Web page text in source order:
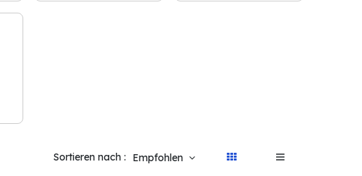
Sortieren nach : Empfohlen